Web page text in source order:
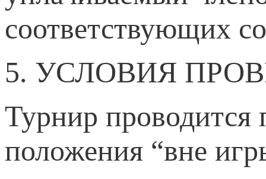
соответствующих
5. УСЛОВИЯ
Турнир проводится
положения “вне